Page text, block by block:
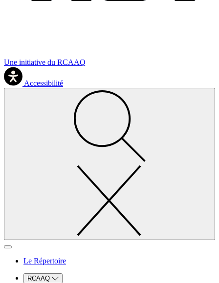
Une initiative du RCAAQ
Accessibilité
Le Répertoire
RCAAQ